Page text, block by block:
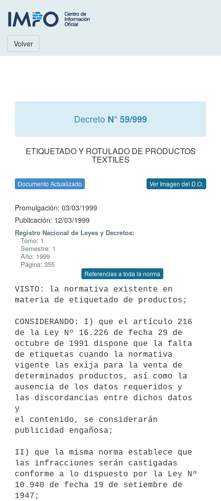
Volver
Decreto N° 59/999
ETIQUETADO Y ROTULADO DE PRODUCTOS
TEXTILES
Documento Actualizado Ver Imagen del D.O.
Promulgación: 03/03/1999
Publicación: 12/03/1999
Registro Nacional de Leyes y Decretos:
Tomo: 1
Semestre: 1
Año: 1999
Página: 355
Referencias a toda la norma
VISTO: la normativa existente en
materia de etiquetado de productos;
CONSIDERANDO: I) que el artículo 216
de la Ley Nº 16.226 de fecha 29 de
octubre de 1991 dispone que la falta
de etiquetas cuando la normativa
vigente las exija para la venta de
determinados productos, así como la
ausencia de los datos requeridos y
las discordancias entre dichos datos
y
el contenido, se considerarán
publicidad engañosa;
II) que la misma norma establece que
las infracciones serán castigadas
conforme a lo dispuesto por la Ley Nº
10.940 de fecha 19 de setiembre de
1947;